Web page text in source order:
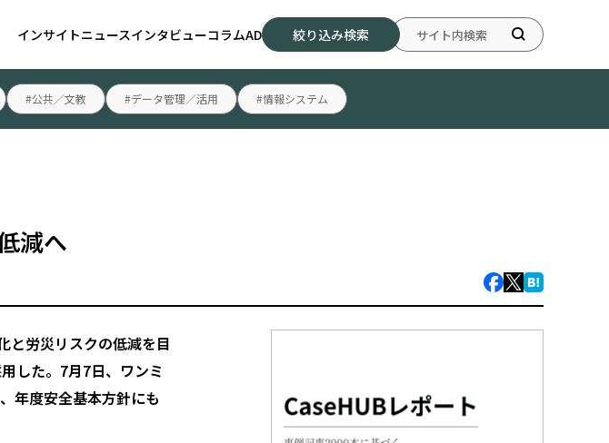
インサイトニュースインタビューコラムAD 絞り込み検索
#公共／文教 #データ管理／活用 #情報システム
減へ
と労災リスクの低減を目
した。7月7日、ワンミ
年度安全基本方針にも